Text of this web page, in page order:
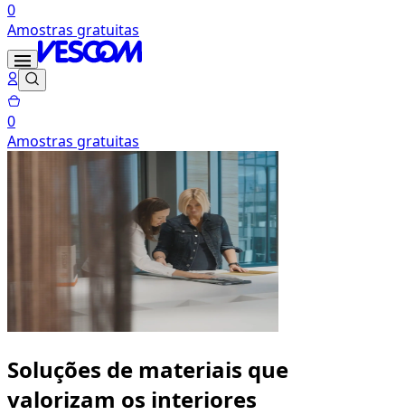
0
Amostras gratuitas
0
Amostras gratuitas
Soluções de materiais que
valorizam os interiores